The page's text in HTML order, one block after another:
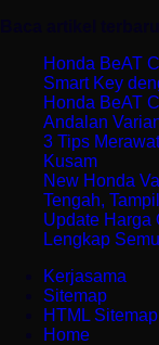
Honda BeAT
Smart Key
Honda BeAT
Andalan
3 Tips
Kusam
New Honda
Tengah,
Update Harga
Lengkap
Kerjasama
Sitemap
HTML Sitemap
Home